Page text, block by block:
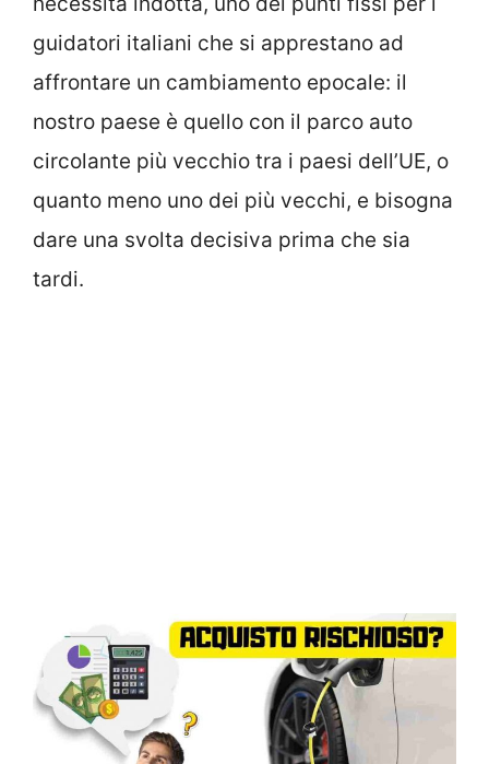
guidatori italiani che si apprestano ad
affrontare un cambiamento epocale: il
nostro paese è quello con il parco auto
circolante più vecchio tra i paesi dell’UE, o
quanto meno uno dei più vecchi, e bisogna
dare una svolta decisiva prima che sia
tardi.